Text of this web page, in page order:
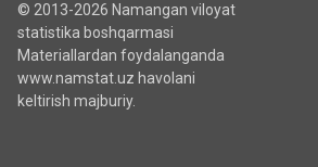
© 2013-2026 Namangan viloyat
statistika boshqarmasi
Materiallardan foydalanganda
www.namstat.uz havolani
keltirish majburiy.